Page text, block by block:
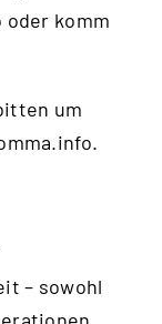
oder komm
um
.
– sowohl